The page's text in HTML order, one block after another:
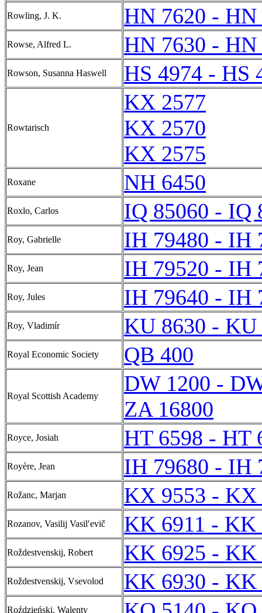
Rowling, J. K. HN 7620 - HN
Rowse, Alfred L. HN 7630 - HN
Rowson, Susanna Haswell HS 4974 - HS
Rowtarisch
KX 2577
KX 2570
KX 2575
Roxane NH 6450
Roxlo, Carlos IQ 85060 - IQ
Roy, Gabrielle IH 79480 - IH
Roy, Jean IH 79520 - IH
Roy, Jules IH 79640 - IH
Roy, Vladimír KU 8630 - KU
Royal Economic Society QB 400
Royal Scottish Academy
DW 1200 -
ZA 16800
Royce, Josiah HT 6598 - HT
Royère, Jean IH 79680 - IH
Rožanc, Marjan KX 9553 - KX
Rozanov, Vasilij Vasilʹevič KK 6911 - KK
Roždestvenskij, Robert KK 6925 - KK
Roždestvenskij, Vsevolod KK 6930 - KK
Roździeński, Walenty